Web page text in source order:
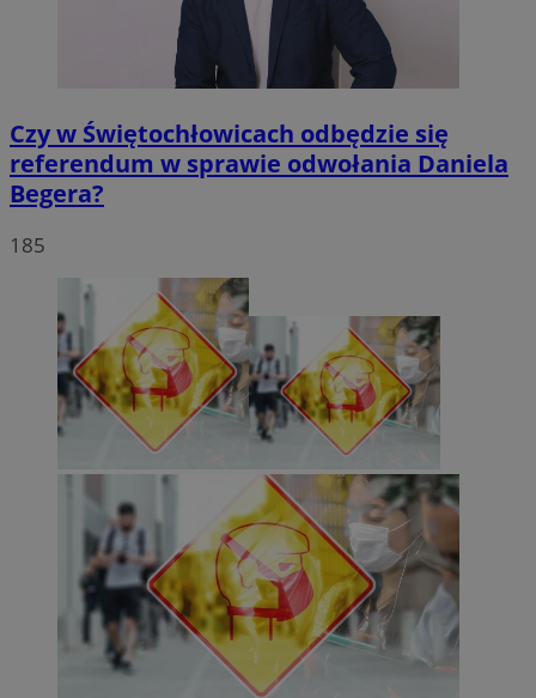
Czy w Świętochłowicach odbędzie się
referendum w sprawie odwołania Daniela
Begera?
185